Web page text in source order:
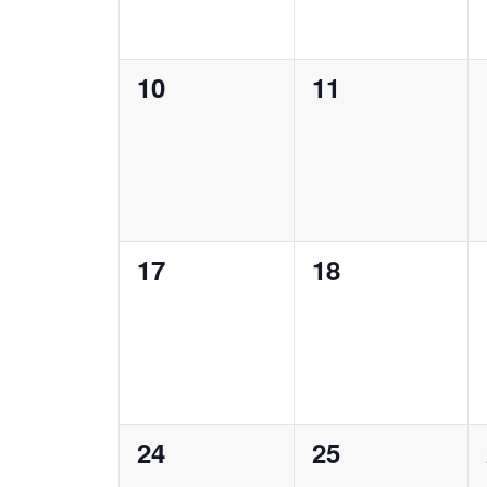
0
10
0
11
0
17
0
18
0
24
0
25